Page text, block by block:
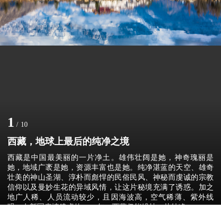
1 / 10
西藏，地球上最后的纯净之境
西藏是中国最美丽的一片净土。雄伟壮阔是她，神奇瑰丽是
她，地域广袤是她，资源丰富也是她。纯净湛蓝的天空、雄奇
壮美的神山圣湖、淳朴而彪悍的民俗民风、神秘而虔诚的宗教
信仰以及曼妙生花的异域风情，让这片秘境充满了诱惑。加之
地广人稀、人员流动较少，且因海波高，空气稀薄、紫外线